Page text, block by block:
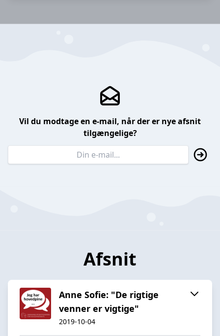
Vil du modtage en e-mail, når der er nye afsnit
tilgængelige?
Afsnit
Anne Sofie: "De rigtige
venner er vigtige"
2019-10-04